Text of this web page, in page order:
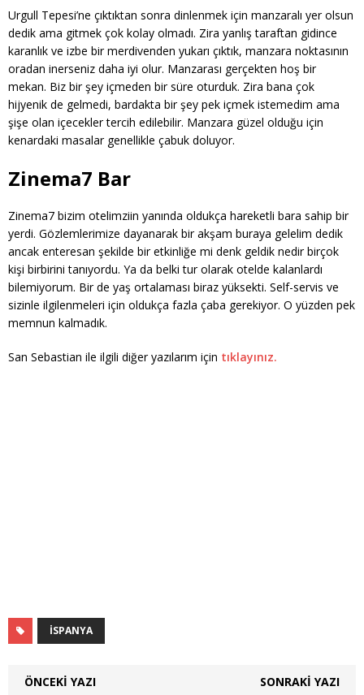
Urgull Tepesi’ne çıktıktan sonra dinlenmek için manzaralı yer olsun
dedik ama gitmek çok kolay olmadı. Zira yanlış taraftan gidince
karanlık ve izbe bir merdivenden yukarı çıktık, manzara noktasının
oradan inerseniz daha iyi olur. Manzarası gerçekten hoş bir
mekan. Biz bir şey içmeden bir süre oturduk. Zira bana çok
hijyenik de gelmedi, bardakta bir şey pek içmek istemedim ama
şişe olan içecekler tercih edilebilir. Manzara güzel olduğu için
kenardaki masalar genellikle çabuk doluyor.
Zinema7 Bar
Zinema7 bizim otelimziin yanında oldukça hareketli bara sahip bir
yerdi. Gözlemlerimize dayanarak bir akşam buraya gelelim dedik
ancak enteresan şekilde bir etkinliğe mi denk geldik nedir birçok
kişi birbirini tanıyordu. Ya da belki tur olarak otelde kalanlardı
bilemiyorum. Bir de yaş ortalaması biraz yüksekti. Self-servis ve
sizinle ilgilenmeleri için oldukça fazla çaba gerekiyor. O yüzden pek
memnun kalmadık.
San Sebastian ile ilgili diğer yazılarım için tıklayınız.
İSPANYA
ÖNCEKI YAZI SONRAKI YAZI